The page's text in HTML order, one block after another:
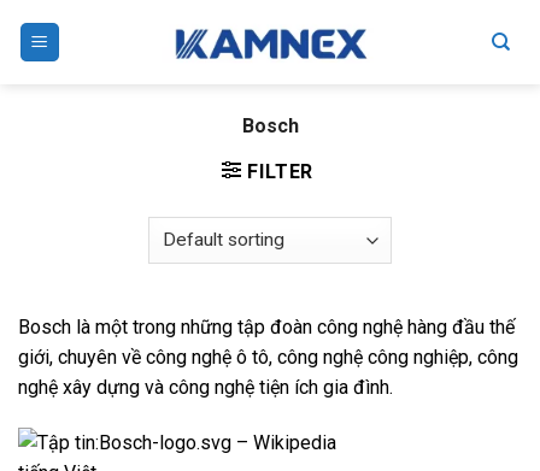
Bosch
FILTER
Bosch là một trong những tập đoàn công nghệ hàng đầu thế
giới, chuyên về công nghệ ô tô, công nghệ công nghiệp, công
nghệ xây dựng và công nghệ tiện ích gia đình.